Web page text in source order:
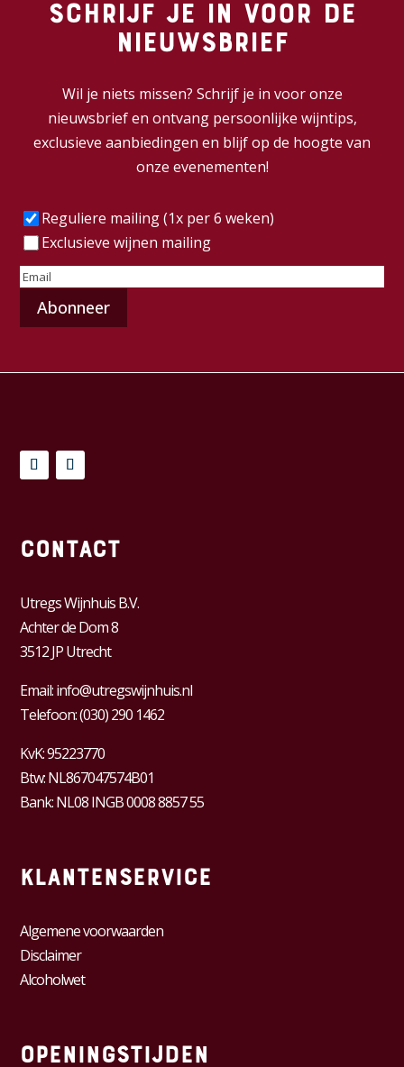
Schrijf je in voor de
nieuwsbrief
Wil je niets missen? Schrijf je in voor onze
nieuwsbrief en ontvang persoonlijke wijntips,
exclusieve aanbiedingen en blijf op de hoogte van
onze evenementen!
Frequentie(Vereist)
Reguliere mailing (1x per 6 weken)
Exclusieve wijnen mailing
E-
mailadres
Contact
Utregs Wijnhuis B.V.
Achter de Dom 8
3512 JP Utrecht
Email:info@utregswijnhuis.nl
Telefoon:(030) 290 1462
KvK:95223770
Btw:NL867047574B01
Bank: NL08 INGB 0008 8857 55
Klantenservice
Algemene voorwaarden
Disclaimer
Alcoholwet
Openingstijden